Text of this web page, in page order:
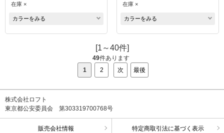
在庫 ×
カラーをみる
在庫 ×
カラーをみる
[1～40件]
49件あります
1
2 次 最後
株式会社ロフト
東京都公安委員会 第303319700768号
販売会社情報 特定商取引法に基づく表示